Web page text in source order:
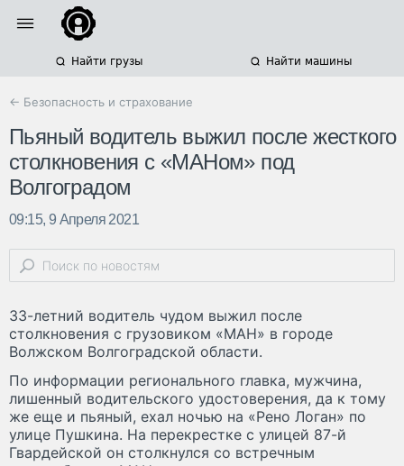
Найти грузы Найти машины
← Безопасность и страхование
Пьяный водитель выжил после жесткого
столкновения с «МАНом» под
Волгоградом
09:15, 9 Апреля 2021
33-летний водитель чудом выжил после
столкновения с грузовиком «МАН» в городе
Волжском Волгоградской области.
По информации регионального главка, мужчина,
лишенный водительского удостоверения, да к тому
же еще и пьяный, ехал ночью на «Рено Логан» по
улице Пушкина. На перекрестке с улицей 87-й
Гвардейской он столкнулся со встречным